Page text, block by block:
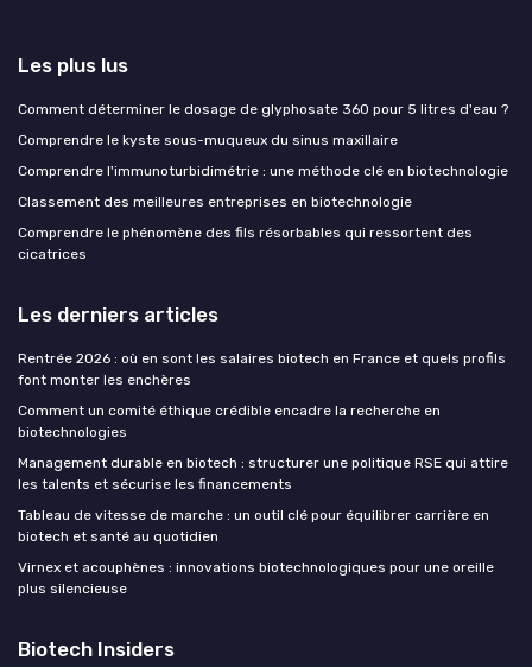
Les plus lus
Comment déterminer le dosage de glyphosate 360 pour 5 litres d'eau ?
Comprendre le kyste sous-muqueux du sinus maxillaire
Comprendre l'immunoturbidimétrie : une méthode clé en biotechnologie
Classement des meilleures entreprises en biotechnologie
Comprendre le phénomène des fils résorbables qui ressortent des
cicatrices
Les derniers articles
Rentrée 2026 : où en sont les salaires biotech en France et quels profils
font monter les enchères
Comment un comité éthique crédible encadre la recherche en
biotechnologies
Management durable en biotech : structurer une politique RSE qui attire
les talents et sécurise les financements
Tableau de vitesse de marche : un outil clé pour équilibrer carrière en
biotech et santé au quotidien
Virnex et acouphènes : innovations biotechnologiques pour une oreille
plus silencieuse
Biotech Insiders